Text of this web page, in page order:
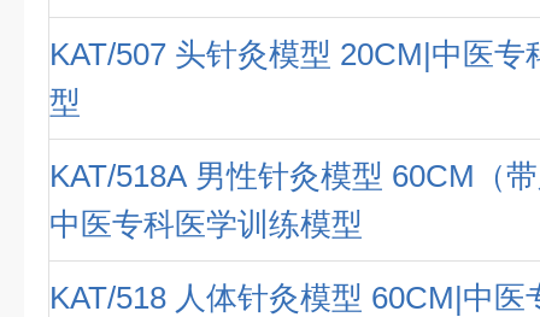
KAT/507 头针灸模型 20CM|中医专
型
KAT/518A 男性针灸模型 60CM（
中医专科医学训练模型
KAT/518 人体针灸模型 60CM|中医